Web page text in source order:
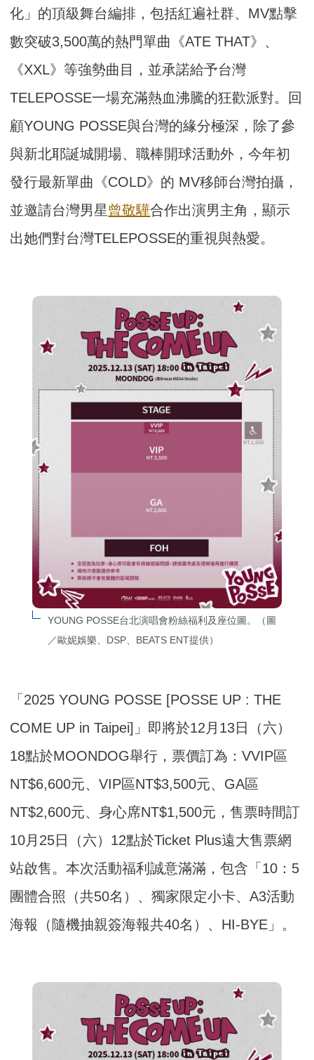
化」的頂級舞台編排，包括紅遍社群、MV點擊
數突破3,500萬的熱門單曲《ATE THAT》、
《XXL》等強勢曲目，並承諾給予台灣
TELEPOSSE一場充滿熱血沸騰的狂歡派對。回
顧YOUNG POSSE與台灣的緣分極深，除了參
與新北耶誕城開場、職棒開球活動外，今年初
發行最新單曲《COLD》的 MV移師台灣拍攝，
並邀請台灣男星曾敬驊合作出演男主角，顯示
出她們對台灣TELEPOSSE的重視與熱愛。
YOUNG POSSE台北演唱會粉絲福利及座位圖。（圖
／歐妮娛樂、DSP、BEATS ENT提供）
「2025 YOUNG POSSE [POSSE UP : THE
COME UP in Taipei]」即將於12月13日（六）
18點於MOONDOG舉行，票價訂為：VVIP區
NT$6,600元、VIP區NT$3,500元、GA區
NT$2,600元、身心席NT$1,500元，售票時間訂
10月25日（六）12點於Ticket Plus遠大售票網
站啟售。本次活動福利誠意滿滿，包含「10：5
團體合照（共50名）、獨家限定小卡、A3活動
海報（隨機抽親簽海報共40名）、HI-BYE」。